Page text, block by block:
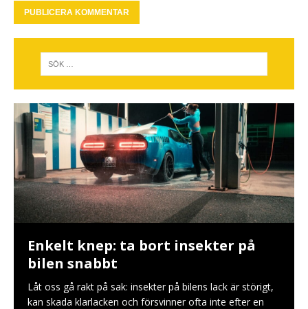
Enkelt knep: ta bort insekter på
bilen snabbt
Låt oss gå rakt på sak: insekter på bilens lack är störigt,
kan skada klarlacken och försvinner ofta inte efter en